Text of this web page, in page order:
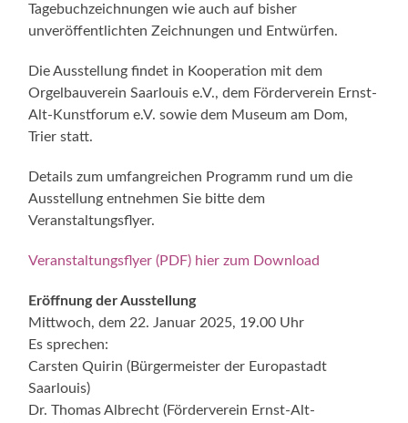
Tagebuchzeichnungen wie auch auf bisher
unveröffentlichten Zeichnungen und Entwürfen.
Die Ausstellung findet in Kooperation mit dem
Orgelbauverein Saarlouis e.V., dem Förderverein Ernst-
Alt-Kunstforum e.V. sowie dem Museum am Dom,
Trier statt.
Details zum umfangreichen Programm rund um die
Ausstellung entnehmen Sie bitte dem
Veranstaltungsflyer.
Veranstaltungsflyer (PDF) hier zum Download
Eröffnung der Ausstellung
Mittwoch, dem 22. Januar 2025, 19.00 Uhr
Es sprechen:
Carsten Quirin (Bürgermeister der Europastadt
Saarlouis)
Dr. Thomas Albrecht (Förderverein Ernst-Alt-